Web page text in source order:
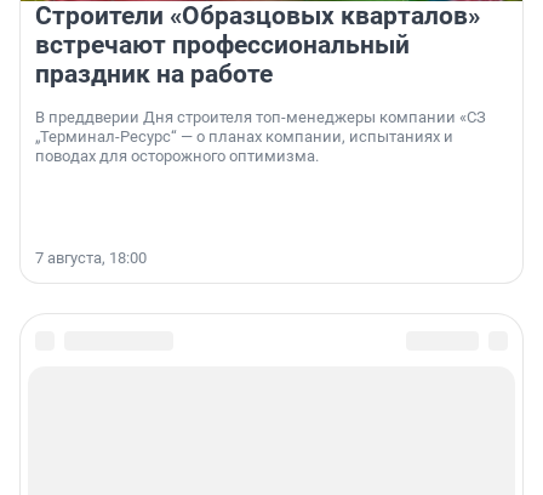
Строители «Образцовых кварталов»
встречают профессиональный
праздник на работе
В преддверии Дня строителя топ-менеджеры компании «СЗ
„Терминал-Ресурс“ — о планах компании, испытаниях и
поводах для осторожного оптимизма.
7 августа, 18:00